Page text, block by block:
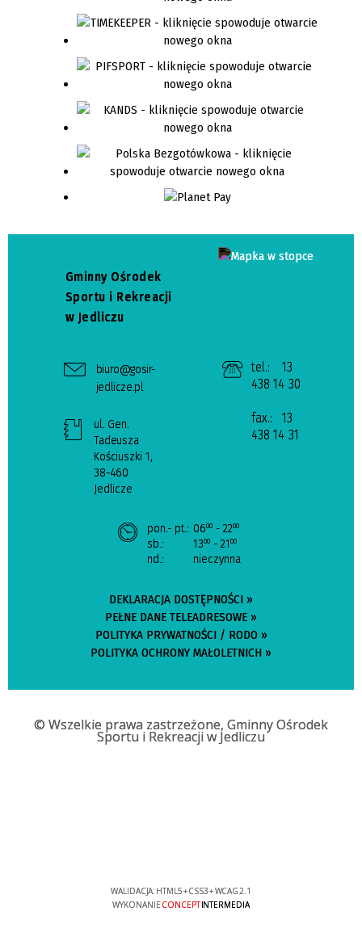
Gminny Ośrodek
Sportu i Rekreacji
w Jedliczu
biuro@gosir-
jedlicze.pl
ul. Gen.
Tadeusza
Kościuszki 1,
38-460
Jedlicze
tel.:
13
438 14 30
fax.:
13
438 14 31
pon.- pt.: 0600 - 2200
sb.: 1300 - 21 00
nd.: nieczynna
DEKLARACJA DOSTĘPNOŚCI »
PEŁNE DANE TELEADRESOWE »
POLITYKA PRYWATNOŚCI / RODO »
POLITYKA OCHRONY MAŁOLETNICH »
© Wszelkie prawa zastrzeżone, Gminny Ośrodek
Sportu i Rekreacji w Jedliczu
WALIDACJA: HTML5+CSS3+WCAG 2.1
WYKONANIE CONCEPTINTERMEDIA